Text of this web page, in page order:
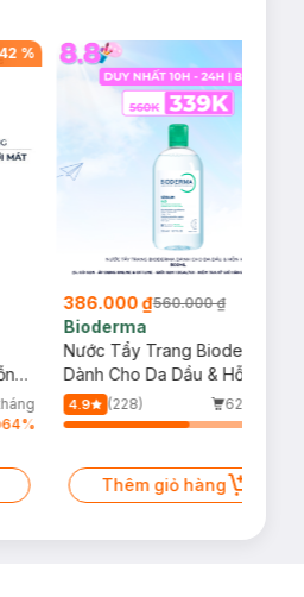
42 %
64%
386.000 ₫560.000 ₫
Bioderma
Nước Tẩy Trang Bioderma
Dành Cho Da Dầu & Hỗn Hợp
500ml
4.9 (228)
621/tháng
Thêm giỏ hàng